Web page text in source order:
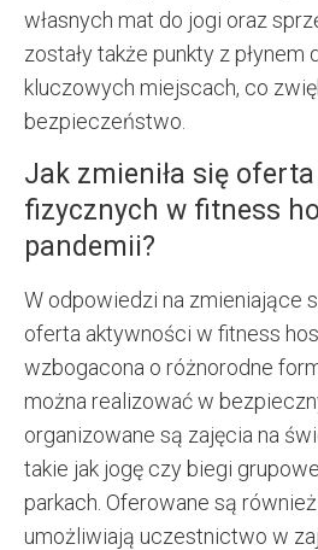
własnych mat do jogi oraz
zostały także punkty z
kluczowych miejscach, co
bezpieczeństwo.
Jak zmieniła się
fizycznych w fitness
pandemii?
W odpowiedzi na zmieniające
oferta aktywności w fitness
wzbogacona o różnorodne
można realizować w
organizowane są zajęcia na
takie jak jogę czy biegi
parkach. Oferowane są
umożliwiają uczestnictwo w